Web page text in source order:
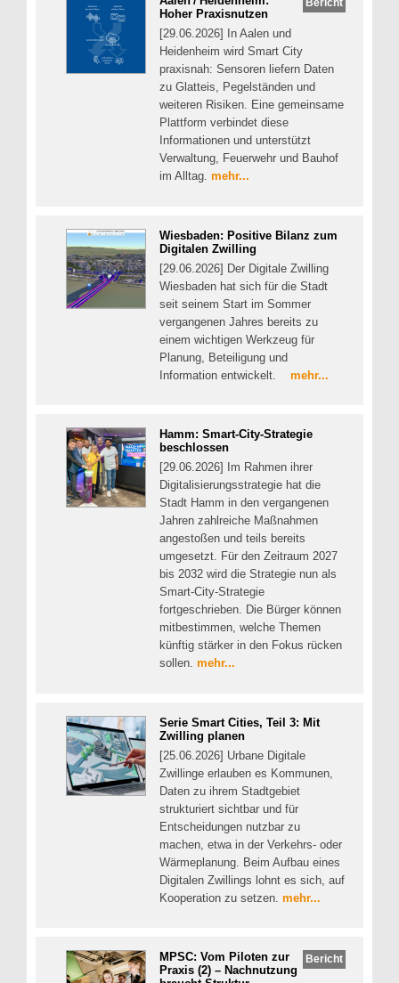
Bericht
Hoher Praxisnutzen
[29.06.2026] In Aalen und
Heidenheim wird Smart City
praxisnah: Sensoren liefern Daten
zu Glatteis, Pegelständen und
weiteren Risiken. Eine gemeinsame
Plattform verbindet diese
Informationen und unterstützt
Verwaltung, Feuerwehr und Bauhof
im Alltag. mehr...
Wiesbaden: Positive Bilanz zum
Digitalen Zwilling
[29.06.2026] Der Digitale Zwilling
Wiesbaden hat sich für die Stadt
seit seinem Start im Sommer
vergangenen Jahres bereits zu
einem wichtigen Werkzeug für
Planung, Beteiligung und
Information entwickelt. mehr...
Hamm: Smart-City-Strategie
beschlossen
[29.06.2026] Im Rahmen ihrer
Digitalisierungsstrategie hat die
Stadt Hamm in den vergangenen
Jahren zahlreiche Maßnahmen
angestoßen und teils bereits
umgesetzt. Für den Zeitraum 2027
bis 2032 wird die Strategie nun als
Smart-City-Strategie
fortgeschrieben. Die Bürger können
mitbestimmen, welche Themen
künftig stärker in den Fokus rücken
sollen. mehr...
Serie Smart Cities, Teil 3: Mit
Zwilling planen
[25.06.2026] Urbane Digitale
Zwillinge erlauben es Kommunen,
Daten zu ihrem Stadtgebiet
strukturiert sichtbar und für
Entscheidungen nutzbar zu
machen, etwa in der Verkehrs- oder
Wärmeplanung. Beim Aufbau eines
Digitalen Zwillings lohnt es sich, auf
Kooperation zu setzen. mehr...
Bericht
MPSC: Vom Piloten zur
Praxis (2) – Nachnutzung